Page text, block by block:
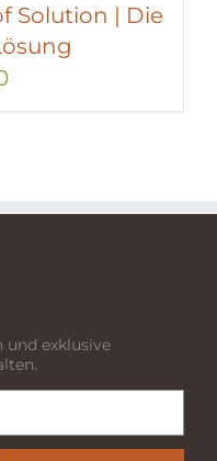
Solution | Die
und exklusive